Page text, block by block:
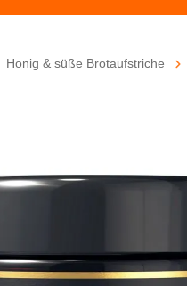
Honig & süße Brotaufstriche